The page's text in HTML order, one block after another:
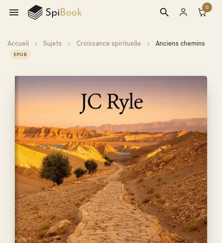
 0
search
Accueil Sujets Croissance spirituelle Anciens chemins
EPUB